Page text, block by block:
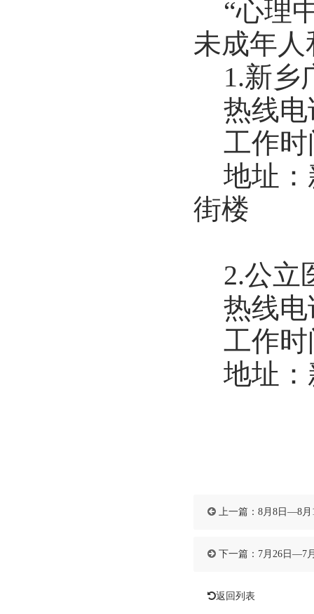
“心理
未成年
1.新乡
热线电
工作
地址
街楼
2.公立
热线电
工作时
地址
上一篇：8月8日—8月
下一篇： 7月26日—7
返回列表